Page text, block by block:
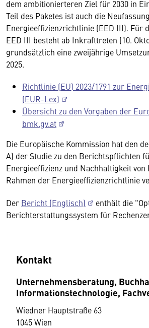
dem ambitionierteren Ziel für 2030 in
Teil des Paketes ist auch die
Energieeffizienzrichtlinie (EED III). Für
EED III besteht ab Inkrafttreten (10.
grundsätzlich eine zweijährige
2025.
Richtlinie (EU) 2023/1791 zur
(EUR-Lex)
Übersicht zu den Vorgaben der
bmk.gv.at
Die Europäische Kommission hat den
A) der Studie zu den Berichtspflichten
Energieeffizienz und Nachhaltigkeit von
Rahmen der Energieeffizienzrichtlinie
Der Bericht (Englisch)
enthält die
Berichterstattungssystem für
Kontakt
Unternehmensberatung,
Informationstechnologie,
Wiedner Hauptstraße 63
1045 Wien